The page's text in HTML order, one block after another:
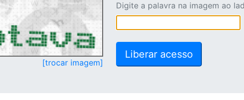
[trocar imagem]
Digite a palavra na imagem ao